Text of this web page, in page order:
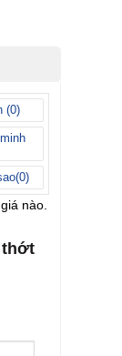
(0)
0)
nào.